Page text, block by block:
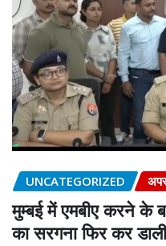
UNCATEGORIZED
मुम्बई में एमबीए करने के
का सरगना फिर कर